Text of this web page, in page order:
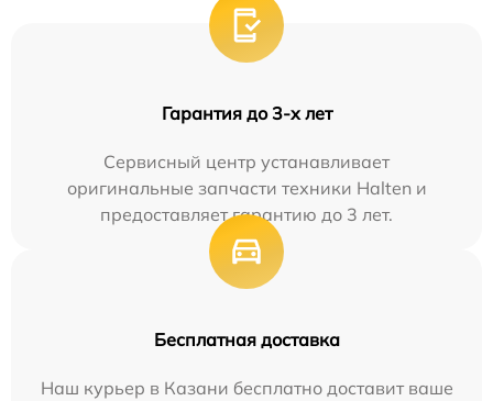
Гарантия до 3-х лет
Сервисный центр устанавливает
оригинальные запчасти техники Halten и
предоставляет гарантию до 3 лет.
Бесплатная доставка
Наш курьер в Казани бесплатно доставит ваше